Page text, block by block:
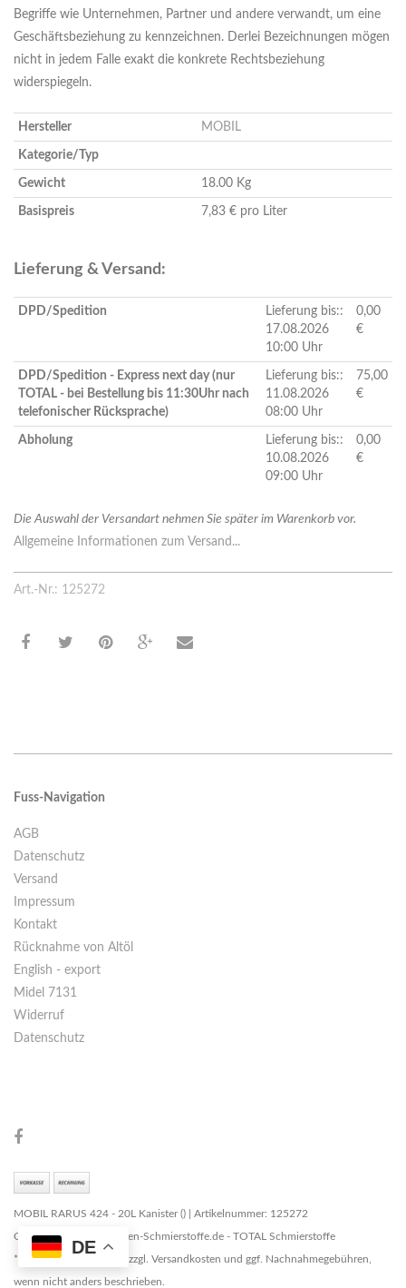
DE
Begriffe wie Unternehmen, Partner und andere verwandt, um eine
Geschäftsbeziehung zu kennzeichnen. Derlei Bezeichnungen mögen
nicht in jedem Falle exakt die konkrete Rechtsbeziehung
widerspiegeln.
Hersteller MOBIL
Kategorie/Typ
Gewicht 18.00 Kg
Basispreis 7,83 € pro Liter
Lieferung & Versand:
DPD/Spedition
Lieferung bis::
17.08.2026
10:00 Uhr
0,00
€
DPD/Spedition - Express next day (nur
TOTAL - bei Bestellung bis 11:30Uhr nach
telefonischer Rücksprache)
Lieferung bis::
11.08.2026
08:00 Uhr
75,00
€
Abholung
Lieferung bis::
10.08.2026
09:00 Uhr
0,00
€
Die Auswahl der Versandart nehmen Sie später im Warenkorb vor.
Allgemeine Informationen zum Versand...
Art.-Nr.: 125272
Fuss-Navigation
AGB
Datenschutz
Versand
Impressum
Kontakt
Rücknahme von Altöl
English - export
Midel 7131
Widerruf
Datenschutz
MOBIL RARUS 424 - 20L Kanister () | Artikelnummer: 125272
Copyright © 2026 Marken-Schmierstoffe.de - TOTAL Schmierstoffe
* Alle Preise zzgl. MwSt. zzgl. Versandkosten und ggf. Nachnahmegebühren,
wenn nicht anders beschrieben.